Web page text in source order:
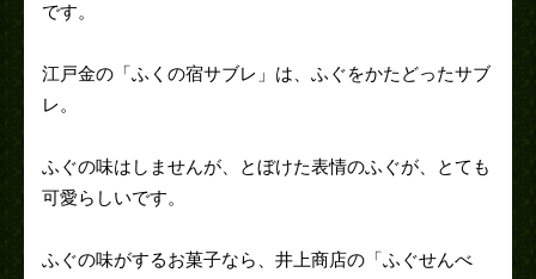
です。
江戸金の「ふくの宿サブレ」は、ふぐをかたどったサブ
レ。
ふぐの味はしませんが、とぼけた表情のふぐが、とても
可愛らしいです。
ふぐの味がするお菓子なら、井上商店の「ふぐせんべ